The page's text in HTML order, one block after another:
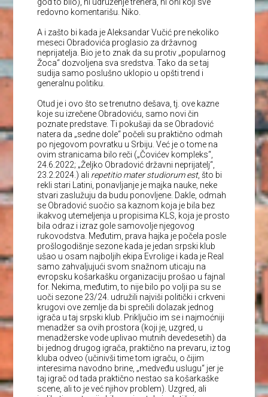
redovno komentarišu. Niko.
A i zašto bi kada je Aleksandar Vučić pre nekoliko
meseci Obradovića proglasio za državnog
neprijatelja. Bio je to znak da su protiv „popularnog
Žoca“ dozvoljena sva sredstva. Tako da se taj
sudija samo poslušno uklopio u opšti trend i
generalnu politiku.
Otud je i ovo što se trenutno dešava, tj. ove kazne
koje su izrečene Obradoviću, samo novi čin
poznate predstave. Ti pokušaji da se Obradović
natera da „sedne dole“ počeli su praktično odmah
po njegovom povratku u Srbiju. Već je o tome na
ovim stranicama bilo reči („Čovićev kompleks“,
24.6.2022; „Željko Obradović državni neprijatelj“,
23.2.2024.) ali repetitio mater studiorum est, što bi
rekli stari Latini, ponavljanje je majka nauke, neke
stvari zaslužuju da budu ponovljene. Dakle, odmah
se Obradović suočio sa kaznom koja je bila bez
ikakvog utemeljenja u propisima KLS, koja je prosto
bila odraz i izraz gole samovolje njegovog
rukovodstva. Međutim, prava hajka je počela posle
prošlogodišnje sezone kada je jedan srpski klub
ušao u osam najboljih ekipa Evrolige i kada je Real
samo zahvaljujući svom snažnom uticaju na
evropsku košarkašku organizaciju prošao u fajnal
for. Nekima, međutim, to nije bilo po volji pa su se
uoči sezone 23/24. udružili najviši politički i crkveni
krugovi ove zemlje da bi sprečili dolazak jednog
igrača u taj srpski klub. Priključio im se i najmoćniji
menadžer sa ovih prostora (koji je, uzgred, u
menadžerske vode uplivao mutnih devedesetih) da
bi jednog drugog igrača, praktično na prevaru, iz tog
kluba odveo (učinivši time tom igraču, o čijim
interesima navodno brine, „medveđu uslugu“ jer je
taj igrač od tada praktično nestao sa košarkaške
scene, ali to je već njihov problem). Uzgred, ali